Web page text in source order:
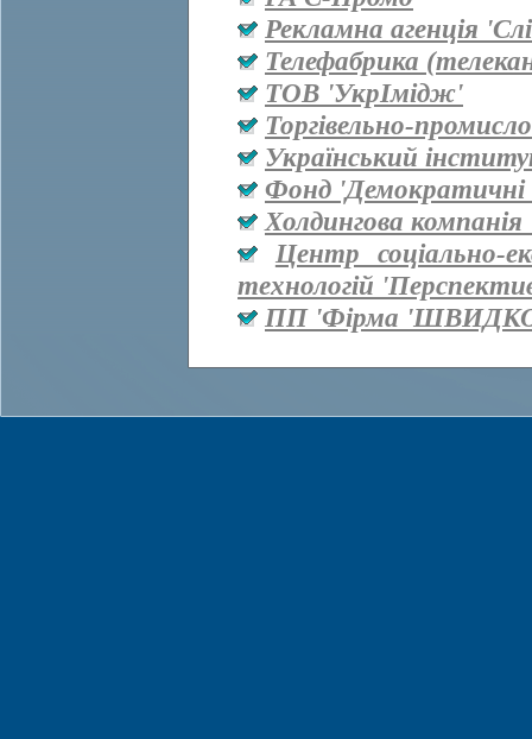
Рекламна агенція
Телефабрика
ТОВ 'УкрІмідж'
Торгівельно-
Український
Фонд 'Демократичні
Холдингова
Центр соціально-
технологій
ПП 'Фірма